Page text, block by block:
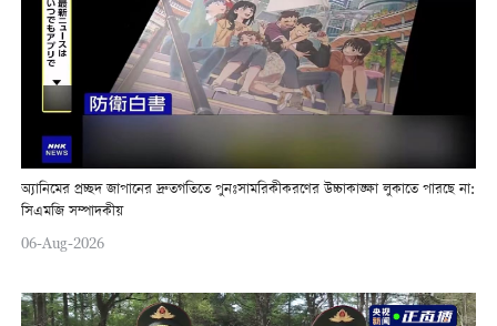
অ্যানিমের প্রচ্ছদ জাপানের দ্রুতগতিতে পুনঃসামরিকীকরণের উচ্চাকাঙ্ক্ষা লুকাতে পারছে না:
সিএমজি সম্পাদকীয়
06-Aug-2026